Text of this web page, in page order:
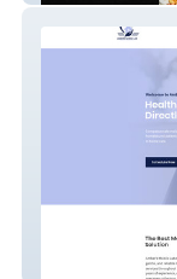
Ambers Mobile